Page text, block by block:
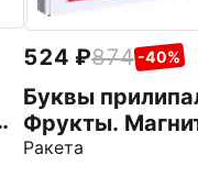
524 874 -40%
Буквы
Фрукты.
набор для
Ракета